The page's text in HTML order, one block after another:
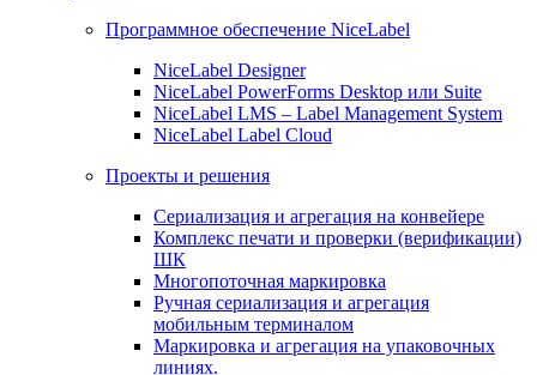
Программное обеспечение NiceLabel
NiceLabel Designer
NiceLabel PowerForms Desktop или Suite
NiceLabel LMS – Label Management System
NiceLabel Label Cloud
Проекты и решения
Сериализация и агрегация на конвейере
Комплекс печати и проверки (верификации)
ШК
Многопоточная маркировка
Ручная сериализация и агрегация
мобильным терминалом
Маркировка и агрегация на упаковочных
линиях.